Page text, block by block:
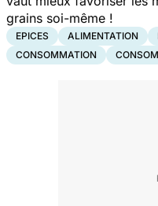
grains soi-même !
EPICES ALIMENTATION
CONSOMMATION